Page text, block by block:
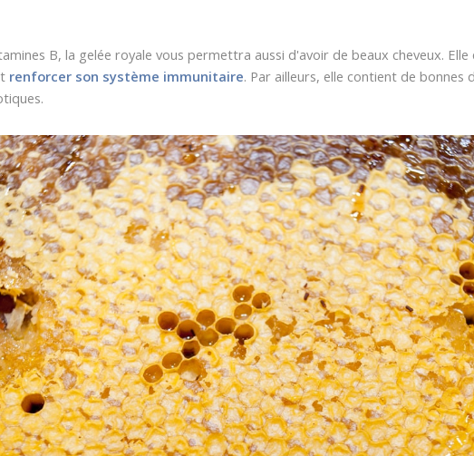
B, la gelée royale vous permettra aussi d'avoir de beaux cheveux.
renforcer son système immunitaire. Par ailleurs, elle contient de bonnes